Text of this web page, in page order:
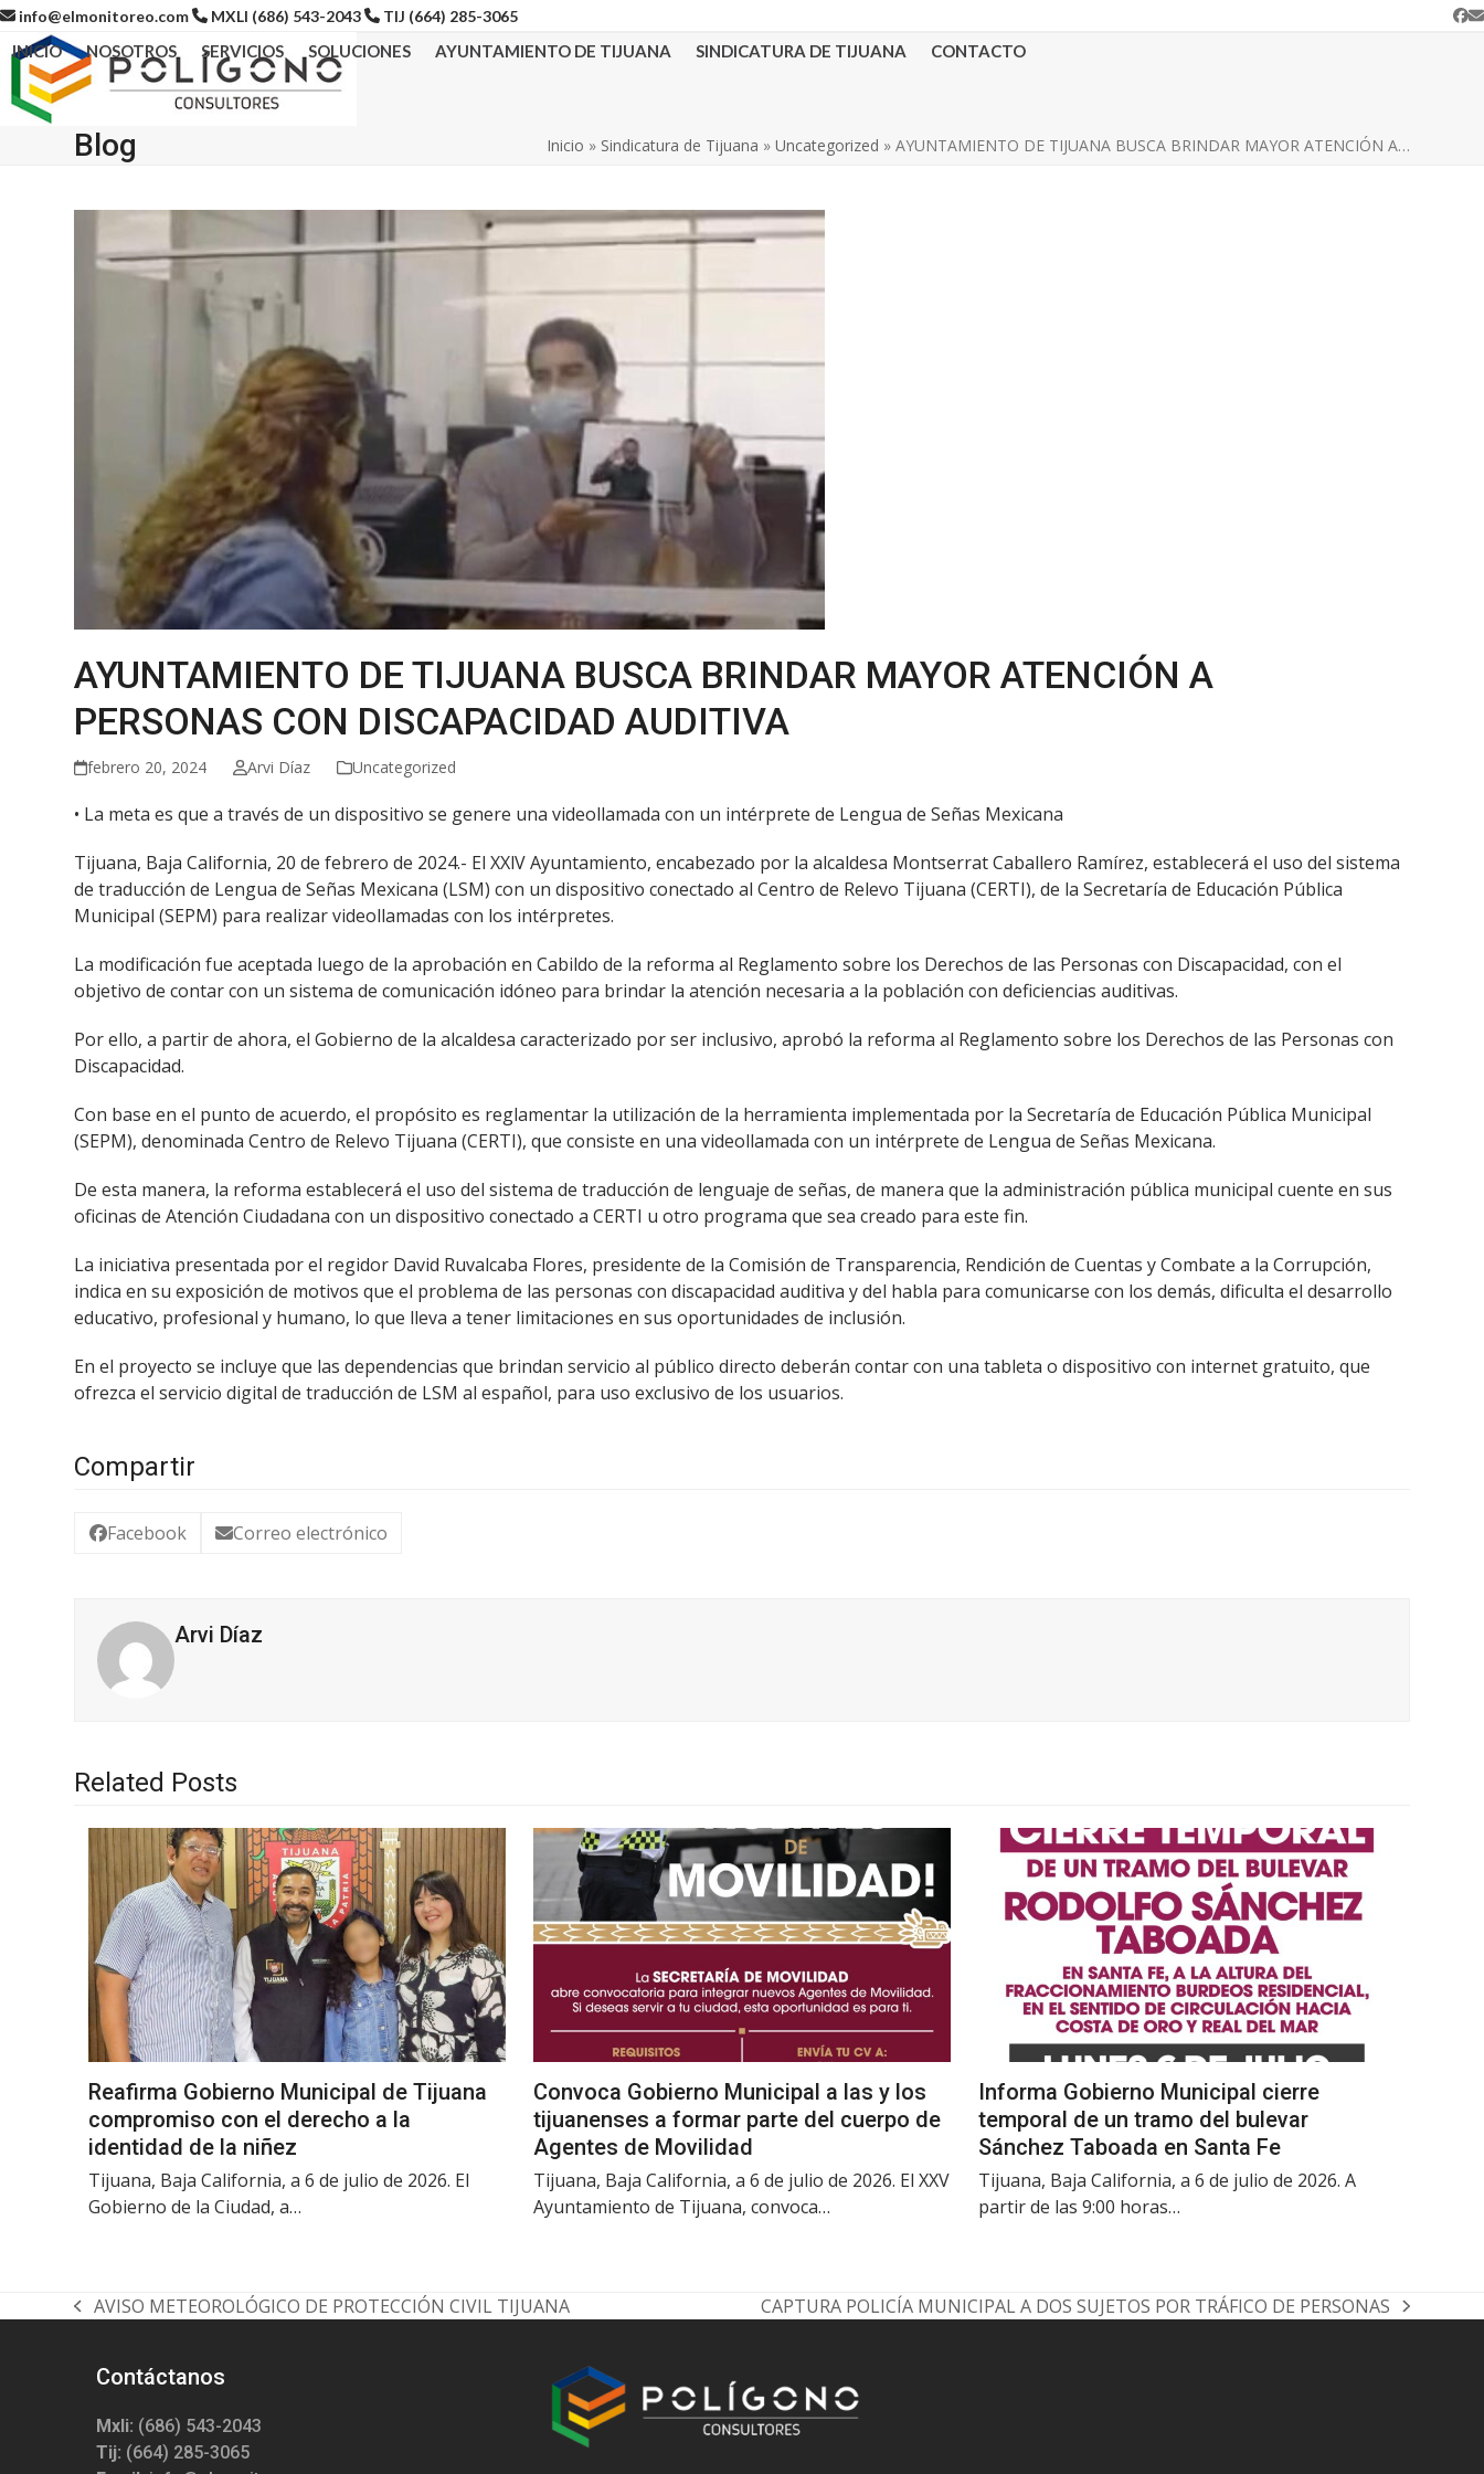
Skip
content
info@elmonitoreo.com MXLI (686) 543-2043 TIJ (664) 285-3065
INICIO NOSOTROS SERVICIOS SOLUCIONES AYUNTAMIENTO DE TIJUANA SINDICATURA DE TIJUANA CONTACTO
Blog Inicio » Sindicatura de Tijuana » Uncategorized » AYUNTAMIENTO DE TIJUANA BUSCA BRINDAR MAYOR ATENCIÓN A…
AYUNTAMIENTO DE TIJUANA BUSCA BRINDAR MAYOR ATENCIÓN A
PERSONAS CON DISCAPACIDAD AUDITIVA
febrero 20, 2024 Arvi Díaz Uncategorized
• La meta es que a través de un dispositivo se genere una videollamada con un intérprete de Lengua de Señas Mexicana
Tijuana, Baja California, 20 de febrero de 2024.- El XXlV Ayuntamiento, encabezado por la alcaldesa Montserrat Caballero Ramírez, establecerá el uso del sistema
de traducción de Lengua de Señas Mexicana (LSM) con un dispositivo conectado al Centro de Relevo Tijuana (CERTI), de la Secretaría de Educación Pública
Municipal (SEPM) para realizar videollamadas con los intérpretes.
La modificación fue aceptada luego de la aprobación en Cabildo de la reforma al Reglamento sobre los Derechos de las Personas con Discapacidad, con el
objetivo de contar con un sistema de comunicación idóneo para brindar la atención necesaria a la población con deficiencias auditivas.
Por ello, a partir de ahora, el Gobierno de la alcaldesa caracterizado por ser inclusivo, aprobó la reforma al Reglamento sobre los Derechos de las Personas con
Discapacidad.
Con base en el punto de acuerdo, el propósito es reglamentar la utilización de la herramienta implementada por la Secretaría de Educación Pública Municipal
(SEPM), denominada Centro de Relevo Tijuana (CERTI), que consiste en una videollamada con un intérprete de Lengua de Señas Mexicana.
De esta manera, la reforma establecerá el uso del sistema de traducción de lenguaje de señas, de manera que la administración pública municipal cuente en sus
oficinas de Atención Ciudadana con un dispositivo conectado a CERTI u otro programa que sea creado para este fin.
La iniciativa presentada por el regidor David Ruvalcaba Flores, presidente de la Comisión de Transparencia, Rendición de Cuentas y Combate a la Corrupción,
indica en su exposición de motivos que el problema de las personas con discapacidad auditiva y del habla para comunicarse con los demás, dificulta el desarrollo
educativo, profesional y humano, lo que lleva a tener limitaciones en sus oportunidades de inclusión.
En el proyecto se incluye que las dependencias que brindan servicio al público directo deberán contar con una tableta o dispositivo con internet gratuito, que
ofrezca el servicio digital de traducción de LSM al español, para uso exclusivo de los usuarios.
Compartir
Facebook Correo electrónico
Arvi Díaz
Related Posts
Reafirma Gobierno Municipal de Tijuana
compromiso con el derecho a la
identidad de la niñez
Tijuana, Baja California, a 6 de julio de 2026. El
Gobierno de la Ciudad, a…
Convoca Gobierno Municipal a las y los
tijuanenses a formar parte del cuerpo de
Agentes de Movilidad
Tijuana, Baja California, a 6 de julio de 2026. El XXV
Ayuntamiento de Tijuana, convoca…
Informa Gobierno Municipal cierre
temporal de un tramo del bulevar
Sánchez Taboada en Santa Fe
Tijuana, Baja California, a 6 de julio de 2026. A
partir de las 9:00 horas…
previous
AVISO METEOROLÓGICO DE PROTECCIÓN CIVIL TIJUANA
next
CAPTURA POLICÍA MUNICIPAL A DOS SUJETOS POR TRÁFICO DE PERSONAS
Contáctanos
Mxli: (686) 543-2043
Tij: (664) 285-3065